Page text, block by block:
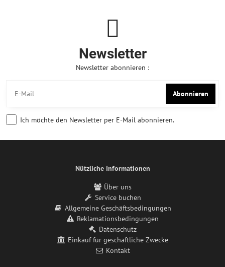
Newsletter
Newsletter abonnieren :
Abonnieren
Ich möchte den Newsletter per E-Mail abonnieren.
Nützliche Informationen
Über uns
Service buchen
Allgemeine Geschäftsbedingungen
Reklamationsbedingungen
Datenschutz
Einkauf für geschäftliche Zwecke
Kontakt